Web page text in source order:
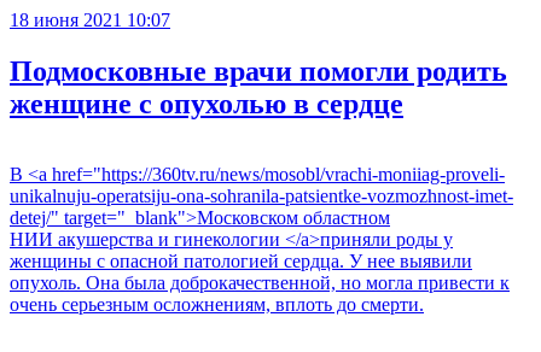
18 июня 2021 10:07
Подмосковные врачи помогли родить
женщине с опухолью в сердце
В <a href="https://360tv.ru/news/mosobl/vrachi-moniiag-proveli-
unikalnuju-operatsiju-ona-sohranila-patsientke-vozmozhnost-imet-
detej/" target="_blank">Московском областном
НИИ акушерства и гинекологии </a>приняли роды у
женщины с опасной патологией сердца. У нее выявили
опухоль. Она была доброкачественной, но могла привести к
очень серьезным осложнениям, вплоть до смерти.